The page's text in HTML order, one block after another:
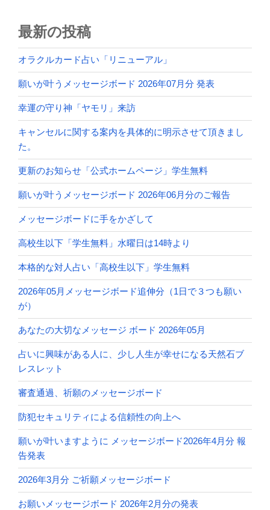
最新の投稿
オラクルカード占い「リニューアル」
願いが叶うメッセージボード 2026年07月分 発表
幸運の守り神「ヤモリ」来訪
キャンセルに関する案内を具体的に明示させて頂きまし
た。
更新のお知らせ「公式ホームページ」学生無料
願いが叶うメッセージボード 2026年06月分のご報告
メッセージボードに手をかざして
高校生以下「学生無料」水曜日は14時より
本格的な対人占い「高校生以下」学生無料
2026年05月メッセージボード追伸分（1日で３つも願い
が）
あなたの大切なメッセージ ボード 2026年05月
占いに興味がある人に、少し人生が幸せになる天然石ブ
レスレット
審査通過、祈願のメッセージボード
防犯セキュリティによる信頼性の向上へ
願いが叶いますように メッセージボード2026年4月分 報
告発表
2026年3月分 ご祈願メッセージボード
お願いメッセージボード 2026年2月分の発表